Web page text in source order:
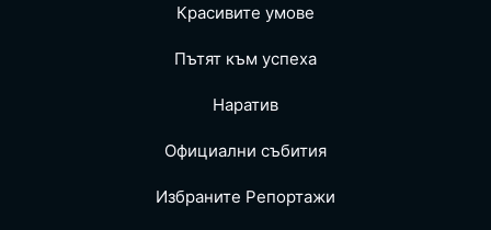
Красивите умове
Пътят към успеха
Наратив
Официални събития
Избраните Репoртажи